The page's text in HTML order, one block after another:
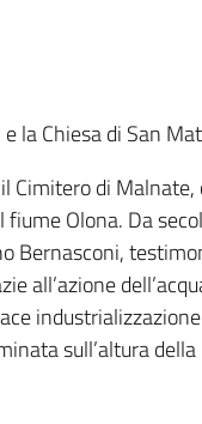
la Chiesa di San
Cimitero di
fiume Olona. Da
Bernasconi,
all’azione
sull’altura